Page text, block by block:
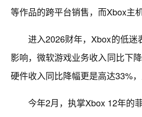
等作品的跨平台销售，而Xbox主
进入2026财年，Xbox的低
影响，微软游戏业务收入同比下
硬件收入同比降幅更是高达33%
今年2月，执掌Xbox 12年的